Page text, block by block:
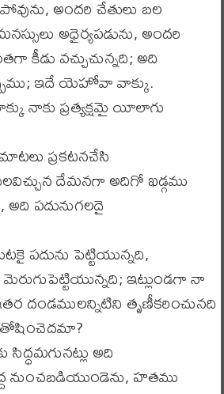
అందరి చేతులు బల
అధైర్యపడును, అందరి
కీడు వచ్చుచున్నది; అది
ఇదే యెహోవా వాక్కు.
నాకు ప్రత్యక్షమై యీలాగు
ప్రకటనచేసి
దేమనగా అదిగో ఖడ్గము
అది పదునుగలదై
పదును పెట్టియున్నది,
ఇట్లుండగా నా
దండములన్నిటిని తృణీకరించునది
అది
నుంచబడియుండెను, హతము